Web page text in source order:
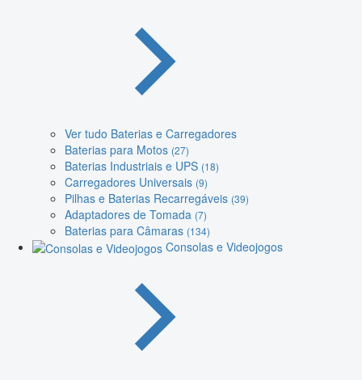
Ver tudo Baterias e Carregadores
Baterias para Motos (27)
Baterias Industriais e UPS (18)
Carregadores Universais (9)
Pilhas e Baterias Recarregáveis (39)
Adaptadores de Tomada (7)
Baterias para Câmaras (134)
Consolas e Videojogos